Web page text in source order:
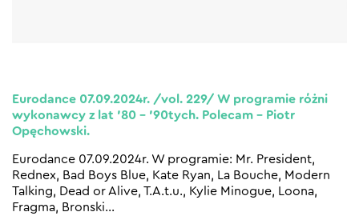
Eurodance 07.09.2024r. /vol. 229/ W programie różni
wykonawcy z lat ’80 – ’90tych. Polecam – Piotr
Opęchowski.
Eurodance 07.09.2024r. W programie: Mr. President,
Rednex, Bad Boys Blue, Kate Ryan, La Bouche, Modern
Talking, Dead or Alive, T.A.t.u., Kylie Minogue, Loona,
Fragma, Bronski…